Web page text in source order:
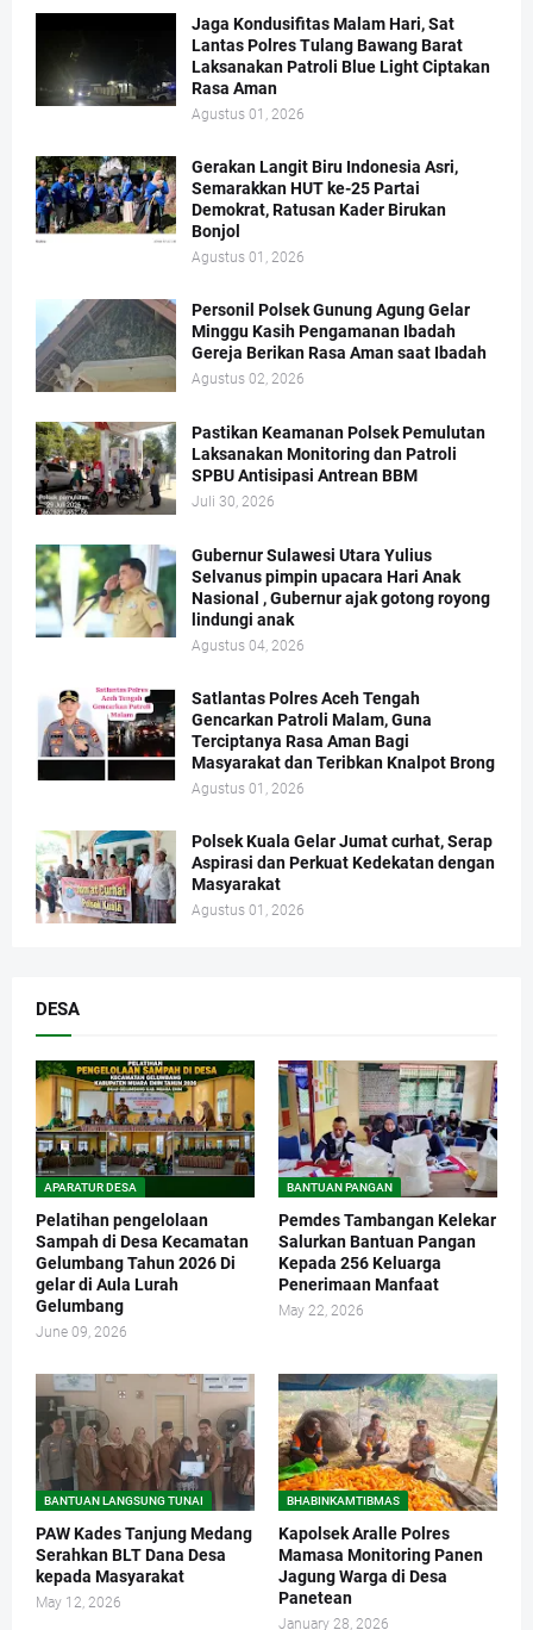
Jaga Kondusifitas Malam Hari, Sat
Lantas Polres Tulang Bawang Barat
Laksanakan Patroli Blue Light Ciptakan
Rasa Aman
Agustus 01, 2026
Gerakan Langit Biru Indonesia Asri,
Semarakkan HUT ke-25 Partai
Demokrat, Ratusan Kader Birukan
Bonjol
Agustus 01, 2026
Personil Polsek Gunung Agung Gelar
Minggu Kasih Pengamanan Ibadah
Gereja Berikan Rasa Aman saat Ibadah
Agustus 02, 2026
Pastikan Keamanan Polsek Pemulutan
Laksanakan Monitoring dan Patroli
SPBU Antisipasi Antrean BBM
Juli 30, 2026
Gubernur Sulawesi Utara Yulius
Selvanus pimpin upacara Hari Anak
Nasional , Gubernur ajak gotong royong
lindungi anak
Agustus 04, 2026
Satlantas Polres Aceh Tengah
Gencarkan Patroli Malam, Guna
Terciptanya Rasa Aman Bagi
Masyarakat dan Teribkan Knalpot Brong
Agustus 01, 2026
Polsek Kuala Gelar Jumat curhat, Serap
Aspirasi dan Perkuat Kedekatan dengan
Masyarakat
Agustus 01, 2026
DESA
APARATUR DESA
Pelatihan pengelolaan
Sampah di Desa Kecamatan
Gelumbang Tahun 2026 Di
gelar di Aula Lurah
Gelumbang
June 09, 2026
BANTUAN PANGAN
Pemdes Tambangan Kelekar
Salurkan Bantuan Pangan
Kepada 256 Keluarga
Penerimaan Manfaat
May 22, 2026
BANTUAN LANGSUNG TUNAI
PAW Kades Tanjung Medang
Serahkan BLT Dana Desa
kepada Masyarakat
May 12, 2026
BHABINKAMTIBMAS
Kapolsek Aralle Polres
Mamasa Monitoring Panen
Jagung Warga di Desa
Panetean
January 28, 2026